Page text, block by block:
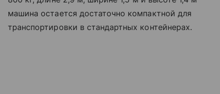
машина остается достаточно компактной для
транспортировки в стандартных контейнерах.